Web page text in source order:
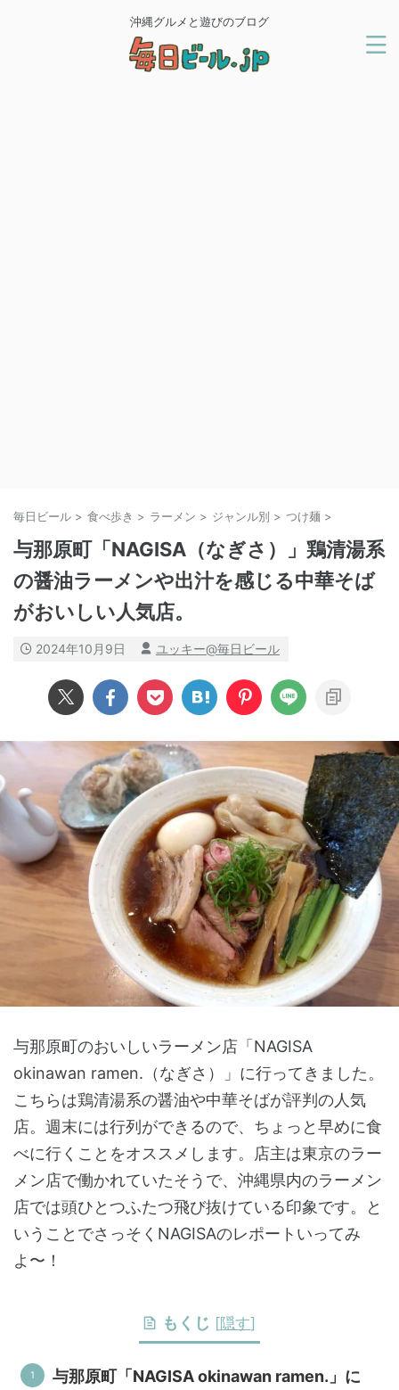
沖縄グルメと遊びのブログ
毎日ビール > 食べ歩き > ラーメン > ジャンル別 > つけ麺 >
与那原町「NAGISA（なぎさ）」鶏清湯系
の醤油ラーメンや出汁を感じる中華そば
がおいしい人気店。
2024年10月9日 ユッキー@毎日ビール
与那原町のおいしいラーメン店「NAGISA
okinawan ramen.（なぎさ）」に行ってきました。
こちらは鶏清湯系の醤油や中華そばが評判の人気
店。週末には行列ができるので、ちょっと早めに食
べに行くことをオススメします。店主は東京のラー
メン店で働かれていたそうで、沖縄県内のラーメン
店では頭ひとつふたつ飛び抜けている印象です。と
いうことでさっそくNAGISAのレポートいってみ
よ〜！
もくじ [隠す]
与那原町「NAGISA okinawan ramen.」に